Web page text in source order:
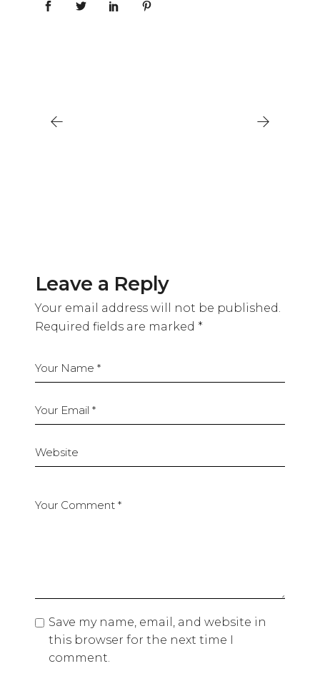
Leave a Reply
Your email address will not be published.
Required fields are marked *
Save my name, email, and website in
this browser for the next time I
comment.